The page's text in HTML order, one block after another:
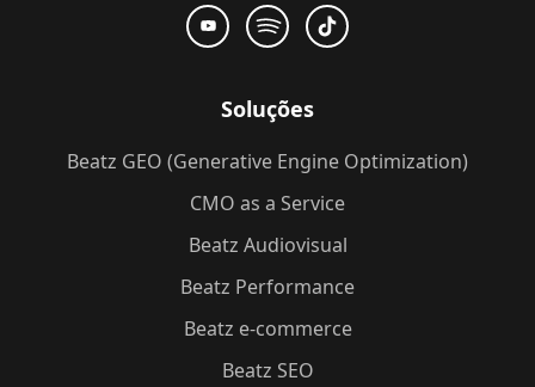
Soluções
Beatz GEO (Generative Engine Optimization)
CMO as a Service
Beatz Audiovisual
Beatz Performance
Beatz e-commerce
Beatz SEO